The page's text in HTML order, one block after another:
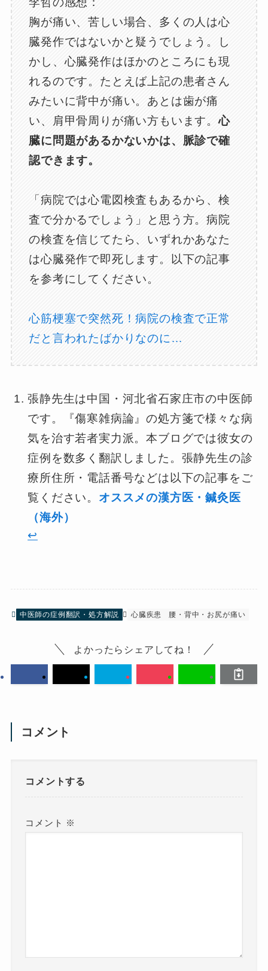
胸が痛い、苦しい場合、多くの人は心
臓発作ではないかと疑うでしょう。し
かし、心臓発作はほかのところにも現
れるのです。たとえば上記の患者さん
みたいに背中が痛い。あとは歯が痛
い、肩甲骨周りが痛い方もいます。心
臓に問題があるかないかは、脈診で確
認できます。
「病院では心電図検査もあるから、検
査で分かるでしょう」と思う方。病院
の検査を信じてたら、いずれかあなた
は心臓発作で即死します。以下の記事
を参考にしてください。
心筋梗塞で突然死！病院の検査で正常
だと言われたばかりなのに…
張静先生は中国・河北省石家庄市の中医師
です。『傷寒雑病論』の処方箋で様々な病
気を治す若者実力派。本ブログでは彼女の
症例を数多く翻訳しました。張静先生の診
療所住所・電話番号などは以下の記事をご
覧ください。 オススメの漢方医・鍼灸医
（海外）
↩︎
中医師の症例翻訳・処方解説 心臓疾患 腰・背中・お尻が痛い
よかったらシェアしてね！
コメント
コメントする
コメント ※